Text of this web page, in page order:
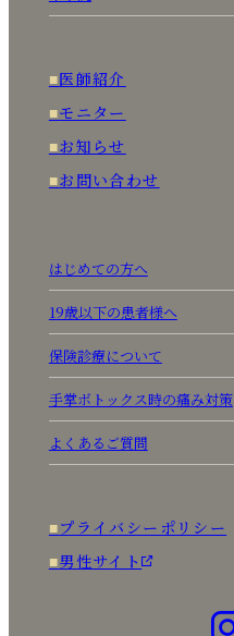
医師紹介
モニター
お知らせ
お問い合わせ
はじめての方へ
19歳以下の患者様へ
保険診療について
手掌ボトックス時の痛み対策
よくあるご質問
プライバシーポリシー
男性サイト